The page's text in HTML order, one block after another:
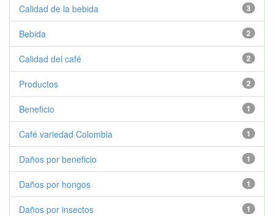
3
Calidad de la bebida
2
Bebida
2
Calidad del café
2
Productos
1
Beneficio
1
Café variedad Colombia
1
Daños por beneficio
1
Daños por hongos
1
Daños por insectos